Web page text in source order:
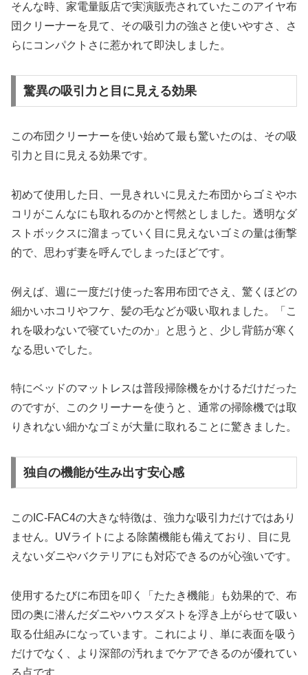
そんな時、家電量販店で実演販売されていたこのアイヤ布
団クリーナーを見て、その吸引力の強さと使いやすさ、さ
らにコンパクトさに惹かれて即決しました。
驚異の吸引力と目に見える効果
この布団クリーナーを使い始めて最も驚いたのは、その吸
引力と目に見える効果です。
初めて使用した日、一見きれいに見えた布団からゴミやホ
コリがこんなにも取れるのかと愕然としました。透明なダ
ストボックスに溜まっていく目に見えないゴミの量は衝撃
的で、思わず妻を呼んでしまったほどです。
例えば、週に一度だけ使った客用布団でさえ、驚くほどの
細かいホコリやフケ、髪の毛などが吸い取れました。「こ
れを吸わないで寝ていたのか」と思うと、少し背筋が寒く
なる思いでした。
特にベッドのマットレスは普段掃除機をかけるだけだった
のですが、このクリーナーを使うと、通常の掃除機では取
りきれない細かなゴミが大量に取れることに驚きました。
独自の機能が生み出す安心感
このIC-FAC4の大きな特徴は、強力な吸引力だけではあり
ません。UVライトによる除菌機能も備えており、目に見
えないダニやバクテリアにも対応できるのが心強いです。
使用するたびに布団を叩く「たたき機能」も効果的で、布
団の奥に潜んだダニやハウスダストを浮き上がらせて吸い
取る仕組みになっています。これにより、単に表面を吸う
だけでなく、より深部の汚れまでケアできるのが優れてい
る点です。